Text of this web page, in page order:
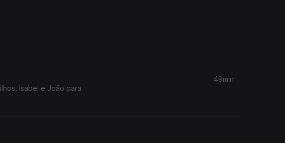
Isabel e João para
49min